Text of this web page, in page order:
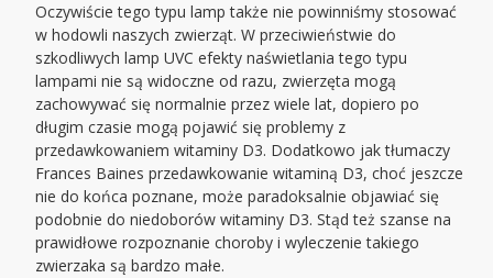
Oczywiście tego typu lamp także nie powinniśmy stosować
w hodowli naszych zwierząt. W przeciwieństwie do
szkodliwych lamp UVC efekty naświetlania tego typu
lampami nie są widoczne od razu, zwierzęta mogą
zachowywać się normalnie przez wiele lat, dopiero po
długim czasie mogą pojawić się problemy z
przedawkowaniem witaminy D3. Dodatkowo jak tłumaczy
Frances Baines przedawkowanie witaminą D3, choć jeszcze
nie do końca poznane, może paradoksalnie objawiać się
podobnie do niedoborów witaminy D3. Stąd też szanse na
prawidłowe rozpoznanie choroby i wyleczenie takiego
zwierzaka są bardzo małe.